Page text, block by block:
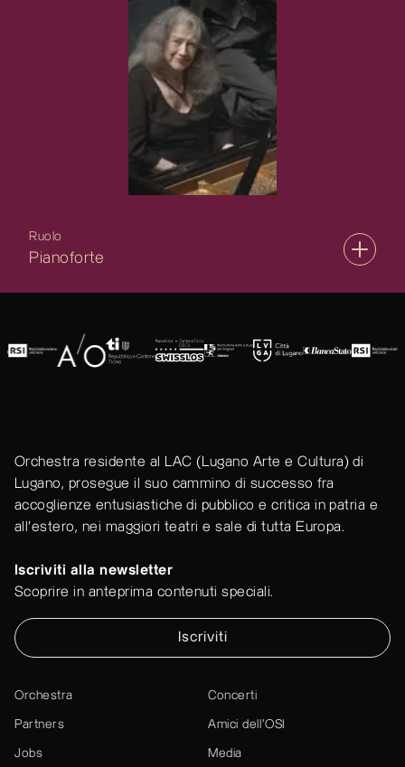
Ruolo
Pianoforte
Orchestra residente al LAC (Lugano Arte e Cultura) di
Lugano, prosegue il suo cammino di successo fra
accoglienze entusiastiche di pubblico e critica in patria e
all'estero, nei maggiori teatri e sale di tutta Europa.
Iscriviti alla newsletter
Scoprire in anteprima contenuti speciali.
Iscriviti
Orchestra Concerti
Partners Amici dell’OSI
Jobs Media